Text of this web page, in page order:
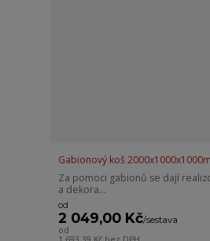
Gabionový koš
Za pomoci gabionů se dají
a dekora...
od
2 049,00 Kč/sestava
od